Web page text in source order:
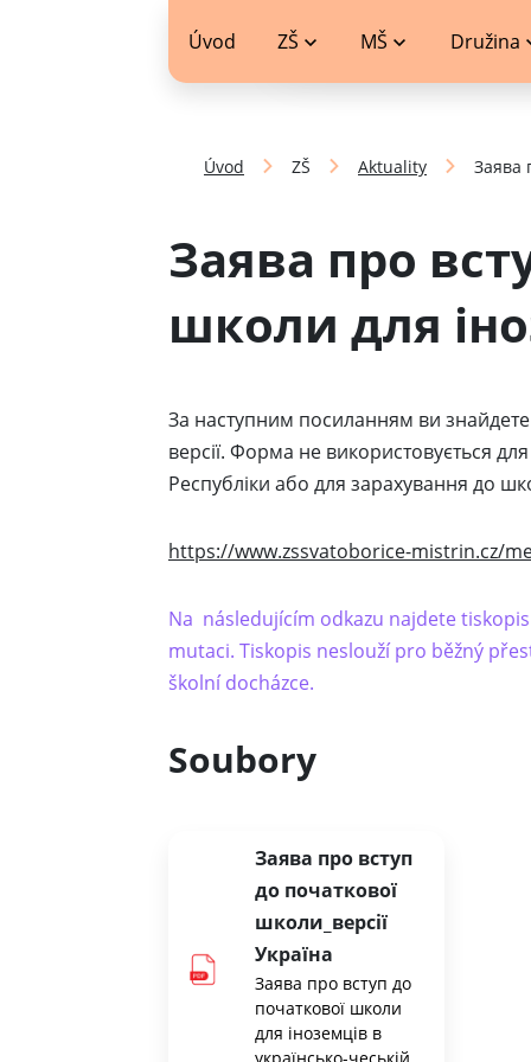
Úvod ZŠ MŠ Družina
Úvod ZŠ Aktuality Заява
Заява про
школи для
За наступним посиланням ви знайдете
версії. Форма не використовується
Республіки або для зарахування до
https://www.zssvatoborice-mistrin.cz/
Na následujícím odkazu najdete
mutaci. Tiskopis neslouží pro běžný
školní docházce.
Soubory
Заява про вступ
до початкової
школи_версії
Україна
Заява про вступ до
початкової школи
для іноземців в